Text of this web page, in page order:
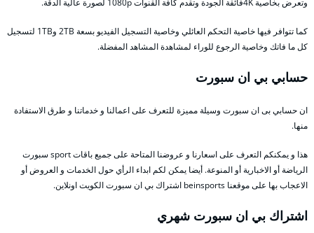
كما تتوافر فيها خاصية التحكم العائلي وخاصية التسجيل الفيديو بسعة 2TB و1TB لتسجيل
كل ما فاتك وخاصية الرجوع للوراء لمشاهدة المشاهد المفضلة.
حسابي بي ان سبورت
ان حسابي بى ان سبورت وسيلة مميزة للتعرف على اعمالنا و خدماتنا و طرق الاستفادة
منها.
هذا و يمكنكم التعرف على اسعارنا و عروضنا المتاحة على جميع باقات sport سبورت
الرياضة أو الاخبارية أو المنوعة. أيضا يمكن لكم ابداء الرأي حول الخدمات و العروض أو
الاعجاب بها على موقعنا beinsports اشتراك بي ان سبورت الكويت اونلاين.
اشتراك بي ان سبورت شهري